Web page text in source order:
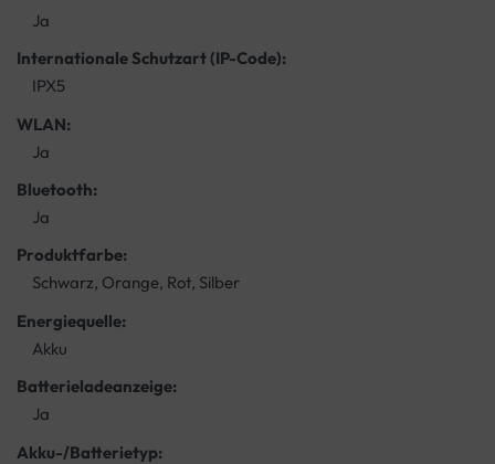
Ja
Internationale Schutzart (IP-Code):
IPX5
WLAN:
Ja
Bluetooth:
Ja
Produktfarbe:
Schwarz, Orange, Rot, Silber
Energiequelle:
Akku
Batterieladeanzeige:
Ja
Akku-/Batterietyp: